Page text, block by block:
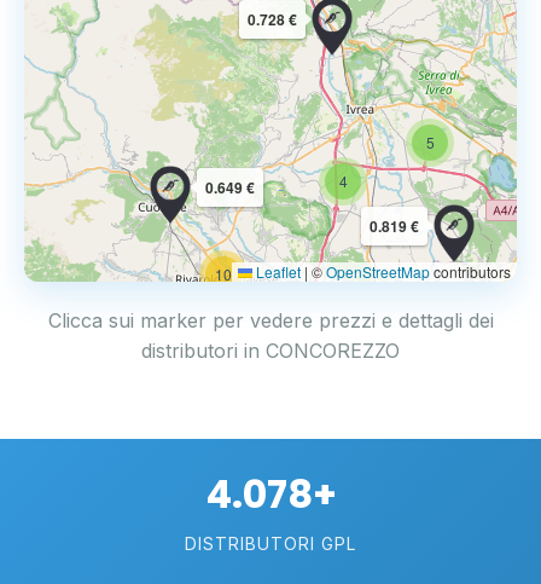
10
4
5
0.819 €
0.649 €
0.728 €
Leaflet | ©OpenStreetMapcontributors
Clicca sui marker per vedere prezzi e dettagli dei
distributori in CONCOREZZO
4.078+
DISTRIBUTORI GPL